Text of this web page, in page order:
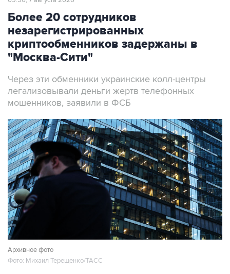
Более 20 сотрудников
незарегистрированных
криптообменников задержаны в
"Москва-Сити"
Через эти обменники украинские колл-центры
легализовывали деньги жертв телефонных
мошенников, заявили в ФСБ
Архивное фото
Фото: Михаил Терещенко/ТАСС